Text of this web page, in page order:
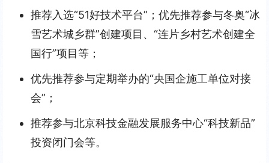
推荐入选“51好技术平台”；优先推荐参与冬奥“冰
雪艺术城乡群”创建项目、“连片乡村艺术创建全
国行”项目等；
优先推荐参与定期举办的“央国企施工单位对接
会”；
推荐参与北京科技金融发展服务中心“科技新品”
投资闭门会等。